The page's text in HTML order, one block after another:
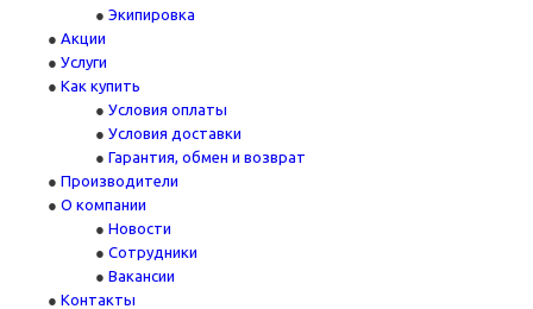
Экипировка
Акции
Услуги
Как купить
Условия оплаты
Условия доставки
Гарантия, обмен и возврат
Производители
О компании
Новости
Сотрудники
Вакансии
Контакты